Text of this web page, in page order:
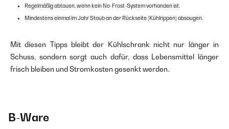
Regelmäßig abtauen, wenn kein No-Frost-System vorhanden ist.
Mindestens einmal im Jahr Staub an der Rückseite (Kühlrippen) absaugen.
Mit diesen Tipps bleibt der Kühlschrank nicht nur länger in
Schuss, sondern sorgt auch dafür, dass Lebensmittel länger
frisch bleiben und Stromkosten gesenkt werden.
B-Ware